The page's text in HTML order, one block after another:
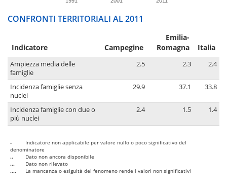
CONFRONTI TERRITORIALI AL 2011
Indicatore Campegine
Emilia-
Romagna
Italia
Ampiezza media delle
famiglie
2.5 2.3 2.4
Incidenza famiglie senza
nuclei
29.9 37.1 33.8
Incidenza famiglie con due o
più nuclei
2.4 1.5 1.4
-
Indicatore non applicabile per valore nullo o poco significativo del
denominatore
..
Dato non ancora disponibile
...
Dato non rilevato
....
La mancanza o esiguità del fenomeno rende i valori non significativi